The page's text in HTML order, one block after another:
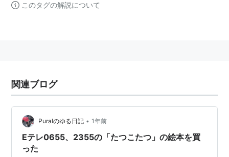
このタグの解説について
関連ブログ
Puralのゆる日記 • 1年前
Eテレ0655、2355の「たつこたつ」の絵本を買
った